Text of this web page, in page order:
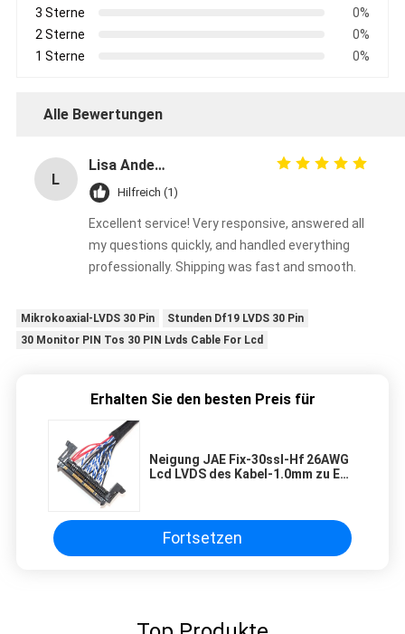
3 Sterne
0%
2 Sterne
0%
1 Sterne
0%
Alle Bewertungen
L
Lisa Anderson
Hilfreich (1)
Excellent service! Very responsive, answered all
my questions quickly, and handled everything
professionally. Shipping was fast and smooth.
Mikrokoaxial-LVDS 30 Pin
Stunden Df19 LVDS 30 Pin
30 Monitor PIN Tos 30 PIN Lvds Cable For Lcd
Erhalten Sie den besten Preis für
Neigung JAE Fix-30ssl-Hf 26AWG
Lcd LVDS des Kabel-1.0mm zu EDV
Fortsetzen